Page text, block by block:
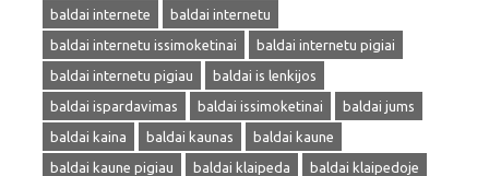
baldai internete
baldai internetu
baldai internetu issimoketinai
baldai internetu pigiai
baldai internetu pigiau
baldai is lenkijos
baldai ispardavimas
baldai issimoketinai
baldai jums
baldai kaina
baldai kaunas
baldai kaune
baldai kaune pigiau
baldai klaipeda
baldai klaipedoje